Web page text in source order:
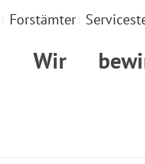
Forstämter
Wir